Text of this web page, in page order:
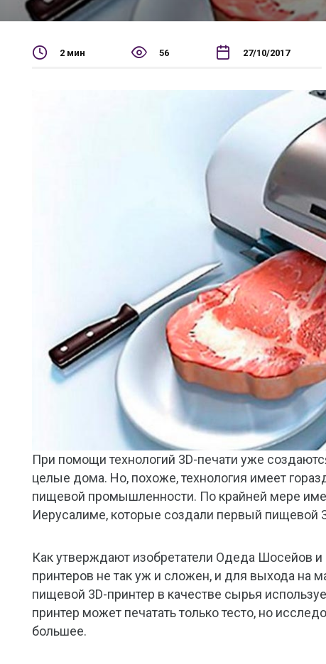
2 мин 56 27/10/2017
При помощи технологий 3D-печати уже
целые дома. Но, похоже, технология имеет
пищевой промышленности. По крайней мере
Иерусалиме, которые создали первый пищевой
Как утверждают изобретатели Одеда Шосейов и
принтеров не так уж и сложен, и для выхода на
пищевой 3D-принтер в качестве сырья
принтер может печатать только тесто, но
большее.